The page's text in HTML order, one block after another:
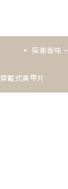
▪ 探索香味
穿戴式美甲片